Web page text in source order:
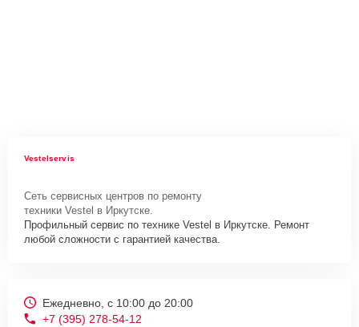
Vestelservis
Сеть сервисных центров по ремонту
техники Vestel в Иркутске.
Профильный сервис по технике Vestel в Иркутске. Ремонт
любой сложности с гарантией качества.
Ежедневно, с 10:00 до 20:00
+7 (395) 278-54-12